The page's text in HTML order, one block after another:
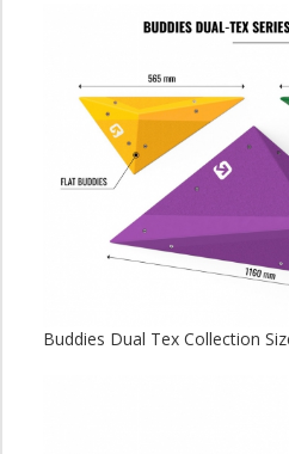
Buddies Dual Tex Collection